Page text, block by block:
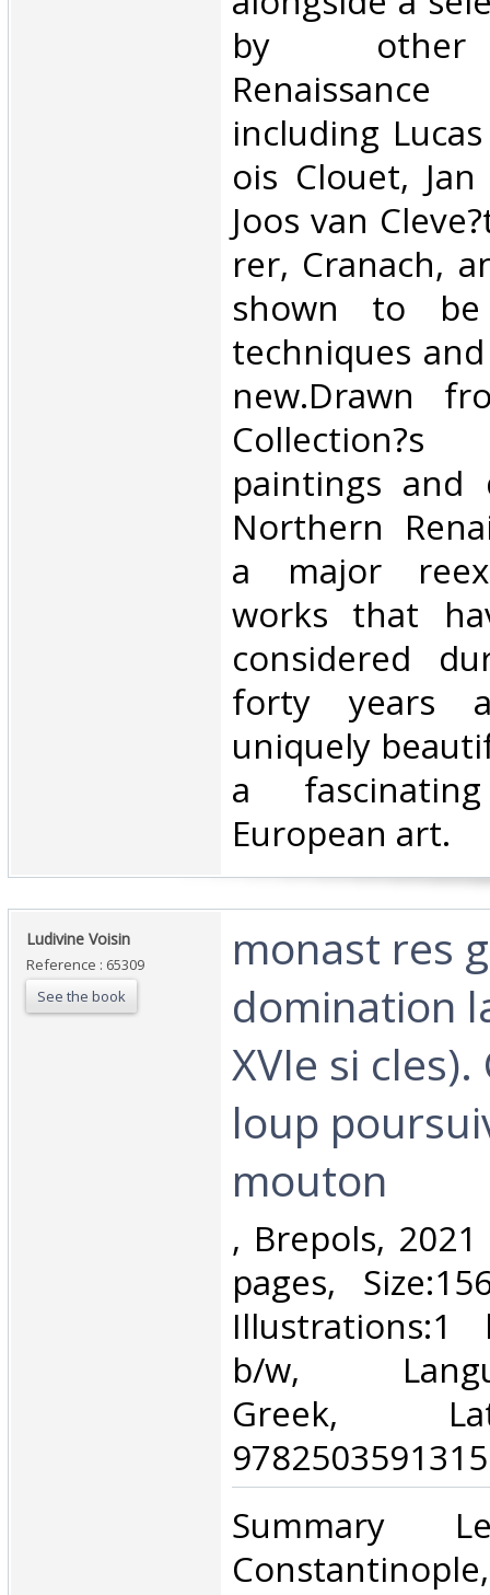
by other
including
ois Clouet,
Joos van
rer, Cranach,
shown to
techniques
new.Drawn
paintings and
Northern
a major
works that
considered
forty years
uniquely
a
European art.‎
‎Ludivine Voisin‎
Reference : 65309
See the book
‎monast res
domination
XVIe si
loup
mouton‎
‎, Brepols,
pages,
b/w,
Greek,
‎Summary